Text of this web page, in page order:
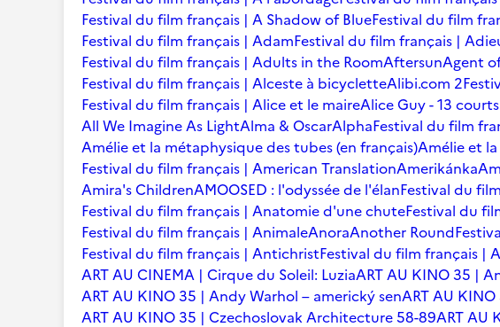
Festival du film français | A Shadow of BlueFestival du film
Festival du film français | AdamFestival du film français |
Festival du film français | Adults in the RoomAftersunAgent
Festival du film français | Alceste à bicycletteAlibi.com 2
Festival du film français | Alice et le maireAlice Guy - 13
All We Imagine As LightAlma & OscarAlphaFestival du film
Amélie et la métaphysique des tubes (en français)Amélie et
Festival du film français | American TranslationAmerikánka
Amira's ChildrenAMOOSED : l'odyssée de l'élanFestival du
Festival du film français | Anatomie d'une chuteFestival du
Festival du film français | AnimaleAnoraAnother Round
Festival du film français | AntichristFestival du film français |
ART AU CINEMA | Cirque du Soleil: LuziaART AU KINO 35 |
ART AU KINO 35 | Andy Warhol – americký senART AU
ART AU KINO 35 | Czechoslovak Architecture 58-89ART AU